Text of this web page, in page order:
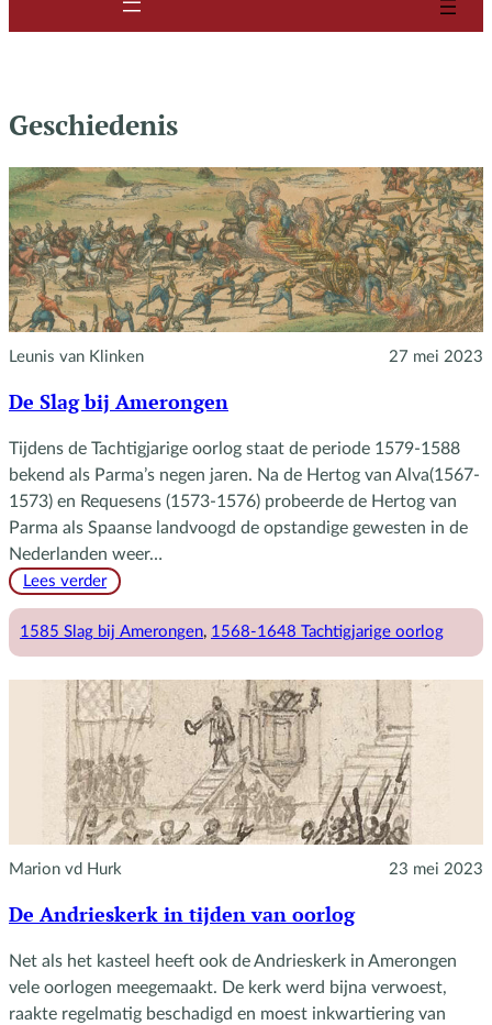
Geschiedenis
Leunis van Klinken 27 mei 2023
De Slag bij Amerongen
Tijdens de Tachtigjarige oorlog staat de periode 1579-1588
bekend als Parma’s negen jaren. Na de Hertog van Alva(1567-
1573) en Requesens (1573-1576) probeerde de Hertog van
Parma als Spaanse landvoogd de opstandige gewesten in de
Nederlanden weer…
Lees verder:
Slag
1585 Slag bij Amerongen, 1568-1648 Tachtigjarige oorlog
Marion vd Hurk 23 mei 2023
De Andrieskerk in tijden van oorlog
Net als het kasteel heeft ook de Andrieskerk in Amerongen
vele oorlogen meegemaakt. De kerk werd bijna verwoest,
raakte regelmatig beschadigd en moest inkwartiering van